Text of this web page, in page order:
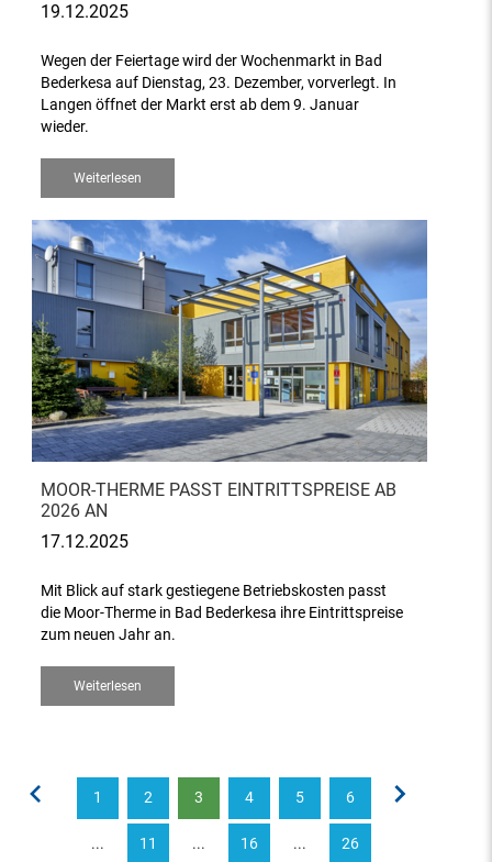
19.12.2025
Wegen der Feiertage wird der Wochenmarkt in Bad
Bederkesa auf Dienstag, 23. Dezember, vorverlegt. In
Langen öffnet der Markt erst ab dem 9. Januar
wieder.
Weiterlesen
MOOR-THERME PASST EINTRITTSPREISE AB
2026 AN
17.12.2025
Mit Blick auf stark gestiegene Betriebskosten passt
die Moor-Therme in Bad Bederkesa ihre Eintrittspreise
zum neuen Jahr an.
Weiterlesen
1 2 3 4 5 6
... 11 ... 16 ... 26